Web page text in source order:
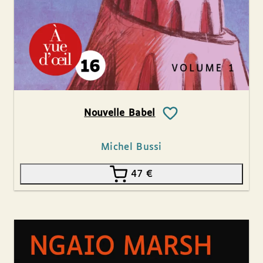
Nouvelle Babel
Michel Bussi
47€